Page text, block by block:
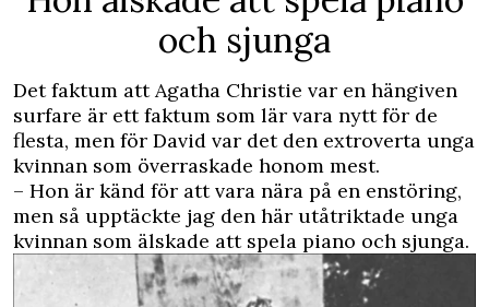
och sjunga
Det faktum att Agatha Christie var en hängiven
surfare är ett faktum som lär vara nytt för de
flesta, men för David var det den extroverta unga
kvinnan som överraskade honom mest.
– Hon är känd för att vara nära på en enstöring,
men så upptäckte jag den här utåtriktade unga
kvinnan som älskade att spela piano och sjunga.